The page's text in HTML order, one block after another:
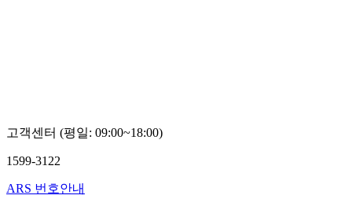
고객센터 (평일: 09:00~18:00)
1599-3122
ARS 번호안내